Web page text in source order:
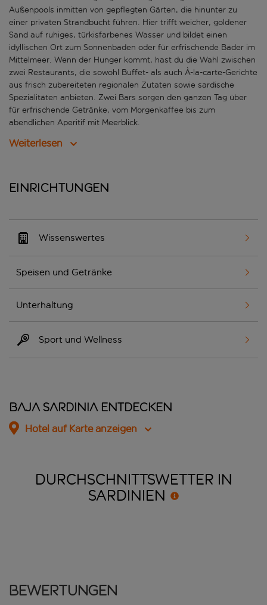
Außenpools inmitten von gepflegten Gärten, die hinunter zu
einer privaten Strandbucht führen. Hier trifft weicher, goldener
Sand auf ruhiges, türkisfarbenes Wasser und bildet einen
idyllischen Ort zum Sonnenbaden oder für erfrischende Bäder im
Mittelmeer. Wenn der Hunger kommt, hast du die Wahl zwischen
zwei Restaurants, die sowohl Buffet- als auch À-la-carte-Gerichte
aus frisch zubereiteten regionalen Zutaten sowie sardische
Spezialitäten anbieten. Zwei Bars sorgen den ganzen Tag über
für erfrischende Getränke, vom Morgenkaffee bis zum
abendlichen Aperitif mit Meerblick.
Weiterlesen
Einrichtungen
Wissenswertes
Speisen und Getränke
Unterhaltung
Sport und Wellness
Baja Sardinia entdecken
Hotel auf Karte anzeigen
DURCHSCHNITTSWETTER IN
SARDINIEN
Bewertungen